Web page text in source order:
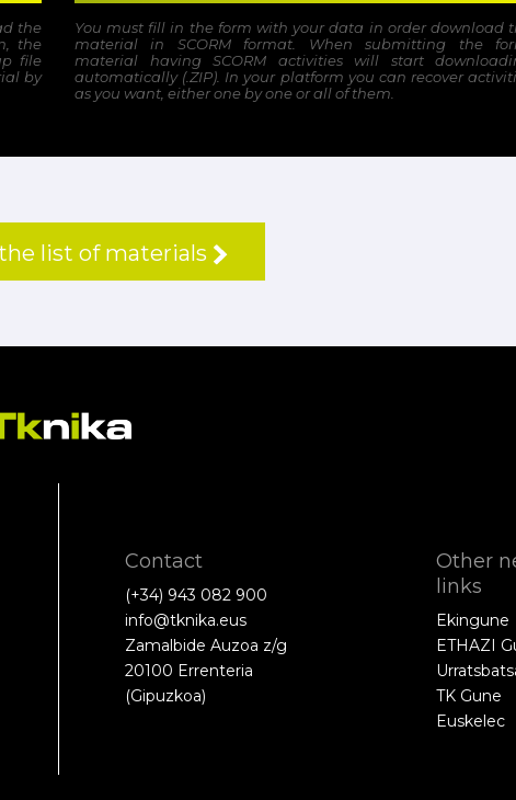
the
the
file
by
You must fill in the form with your data in order download
material in SCORM format. When submitting the
material having SCORM activities will start
automatically (.ZIP). In your platform you can recover
as you want, either one by one or all of them.
list of materials
Contact
(+34) 943 082 900
info@tknika.eus
Zamalbide Auzoa z/g
20100 Errenteria
(Gipuzkoa)
Other
links
Ekingune
ETHAZI
TK Gune
Euskelec